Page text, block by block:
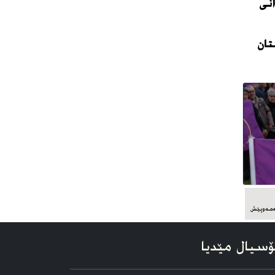
مێدیا